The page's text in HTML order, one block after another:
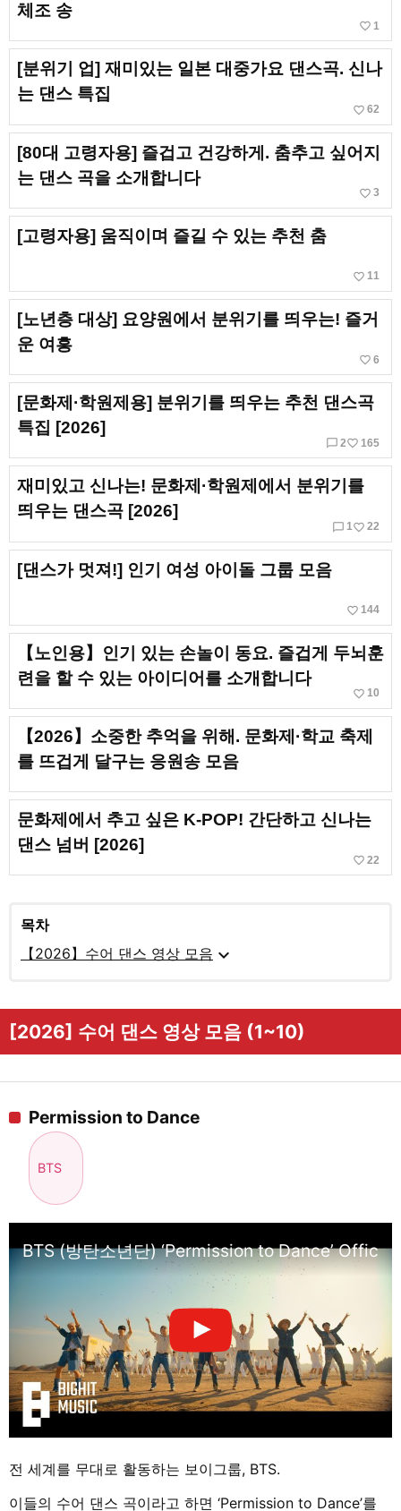
체조 송
favorite_border 1
[분위기 업] 재미있는 일본 대중가요 댄스곡. 신나
는 댄스 특집
favorite_border 62
[80대 고령자용] 즐겁고 건강하게. 춤추고 싶어지
는 댄스 곡을 소개합니다
favorite_border 3
[고령자용] 움직이며 즐길 수 있는 추천 춤
favorite_border 11
[노년층 대상] 요양원에서 분위기를 띄우는! 즐거
운 여흥
favorite_border 6
[문화제·학원제용] 분위기를 띄우는 추천 댄스곡
특집 [2026]
chat_bubble_outline 2favorite_border 165
재미있고 신나는! 문화제·학원제에서 분위기를
띄우는 댄스곡 [2026]
chat_bubble_outline 1 favorite_border 22
[댄스가 멋져!] 인기 여성 아이돌 그룹 모음
favorite_border 144
【노인용】인기 있는 손놀이 동요. 즐겁게 두뇌훈
련을 할 수 있는 아이디어를 소개합니다
favorite_border 10
【2026】소중한 추억을 위해. 문화제·학교 축제
를 뜨겁게 달구는 응원송 모음
문화제에서 추고 싶은 K-POP! 간단하고 신나는
댄스 넘버 [2026]
favorite_border 22
목차
【2026】수어 댄스 영상 모음 expand_more
[2026] 수어 댄스 영상 모음 (1~10)
Permission to Dance
BTS
BTS (방탄소년단) ‘Permission to Dance’
전 세계를 무대로 활동하는 보이그룹, BTS.
이들의 수어 댄스 곡이라고 하면 ‘Permission to Dance’를